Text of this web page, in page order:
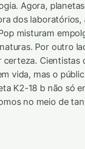
Agora,
dos
misturam
Por outro
Cientistas
vida, mas o
K2-18 b não só
no meio de